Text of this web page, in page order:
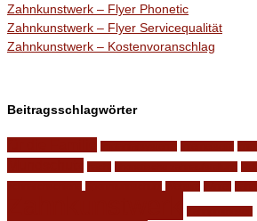
Zahnkunstwerk – Flyer Phonetic
Zahnkunstwerk – Flyer Servicequalität
Zahnkunstwerk – Kostenvoranschlag
Beitragsschlagwörter